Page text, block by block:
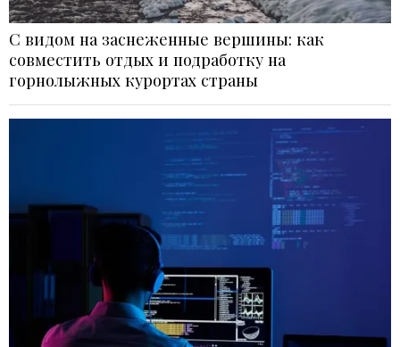
С видом на заснеженные вершины: как
совместить отдых и подработку на
горнолыжных курортах страны